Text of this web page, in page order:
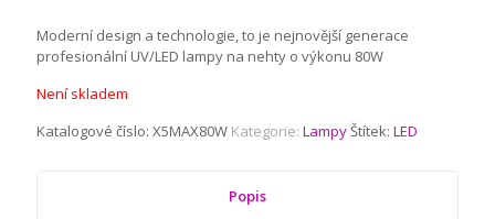
Moderní design a technologie, to je nejnovější generace
profesionální UV/LED lampy na nehty o výkonu 80W
Není skladem
Katalogové číslo: X5MAX80W Kategorie: Lampy Štítek: LED
Popis